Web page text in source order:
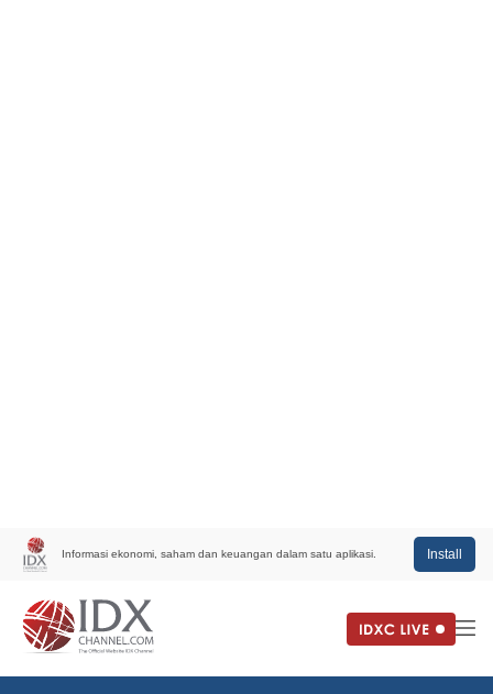
Informasi ekonomi, saham dan keuangan dalam satu aplikasi. Install